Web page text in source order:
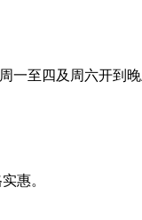
一至四及周六开到晚
惠。